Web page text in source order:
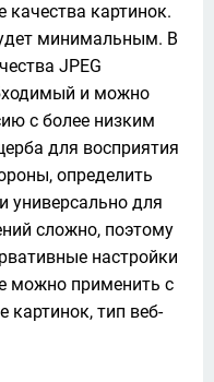
качества картинок.
минимальным. В
JPEG
и можно
с более низким
для восприятия
определить
универсально для
сложно, поэтому
настройки
можно применить с
картинок, тип веб-